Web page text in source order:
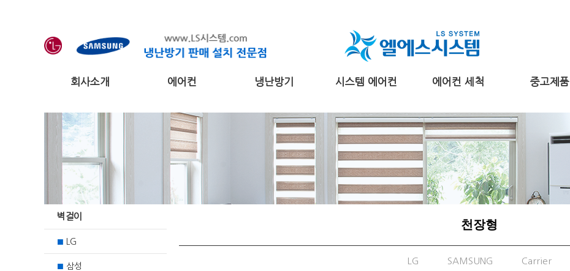
회사소개 에어컨 냉난방기 시스템 에어컨 에어컨 세척 중고제품
벽걸이
■ LG
■ 삼성
천장형
LG SAMSUNG Carrier